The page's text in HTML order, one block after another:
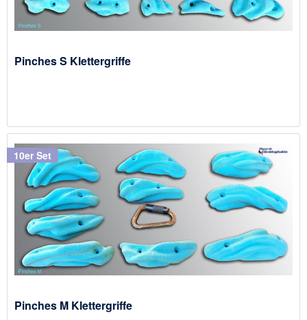
Pinches S Klettergriffe
10er Set
Pinches M Klettergriffe